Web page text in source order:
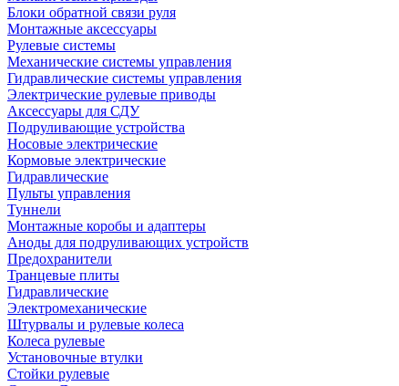
Блоки обратной связи руля
Монтажные аксессуары
Рулевые системы
Механические системы управления
Гидравлические системы управления
Электрические рулевые приводы
Аксессуары для СДУ
Подруливающие устройства
Носовые электрические
Кормовые электрические
Гидравлические
Пульты управления
Туннели
Монтажные коробы и адаптеры
Аноды для подруливающих устройств
Предохранители
Транцевые плиты
Гидравлические
Электромеханические
Штурвалы и рулевые колеса
Колеса рулевые
Установочные втулки
Стойки рулевые